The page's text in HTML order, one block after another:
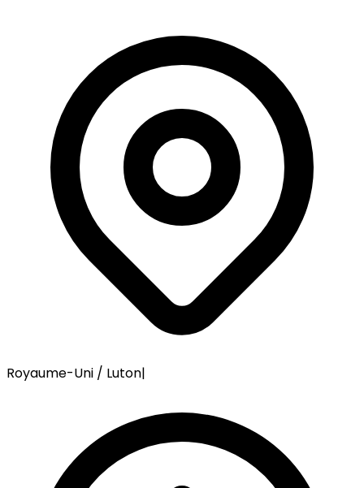
Royaume-Uni / Luton|